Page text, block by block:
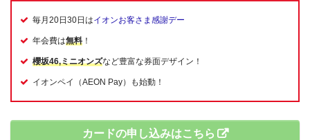
毎月20日30日はイオンお客さま感謝デー
年会費は無料 ！
櫻坂46,ミニオンズなど豊富な券面デザイン！
イオンペイ（AEON Pay）も始動！
カードの申し込みはこちら